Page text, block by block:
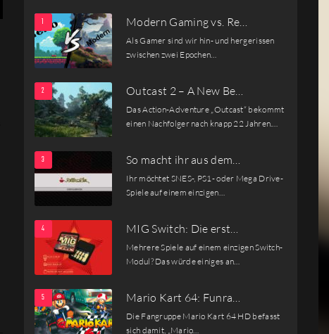
Modern Gaming vs. Re…
Als Gamer sind wir hin- und hergerissen
zwischen zwei Epochen…
Outcast 2 – A New Be…
Das Action-Adventure „Outcast“ bekommt
einen Nachfolger nach knapp 22 Jahren.…
So macht ihr aus dem…
Ihr möchtet SNES-, PS1- oder Mega Drive-
Spiele auf einem einzigen…
MIG Switch: Die erst…
Mehrere Spiele auf einem einzigen Switch-
Modul? Das würde einiges an…
Mario Kart 64: Funra…
Die Fangruppe Mario Kart 64 HD befasst
sich damit, „Mario…